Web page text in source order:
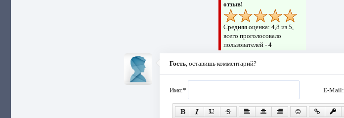
отзыв!
Средняя оценка: 4,8 из 5,
всего проголосовало
пользователей - 4
Гость, оставишь комментарий?
Имя:* E-Mail: